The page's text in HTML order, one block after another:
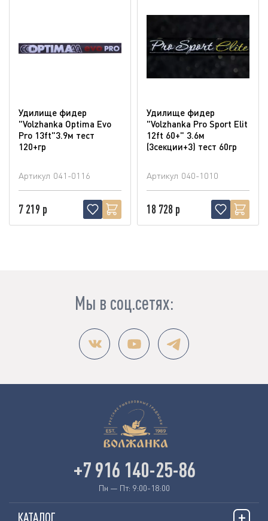
Удилище фидер
"Volzhanka Optima Evo
Pro 13ft"3.9м тест
120+гр
Артикул 041-0116
7 219 р
Удилище фидер
"Volzhanka Pro Sport Elit
12ft 60+" 3.6м
(3секции+3) тест 60гр
Артикул 040-1010
18 728 р
Мы в соц.сетях:
КАТАЛОГ
+7 916 140-25-86
Пн — Пт: 9:00-18:00